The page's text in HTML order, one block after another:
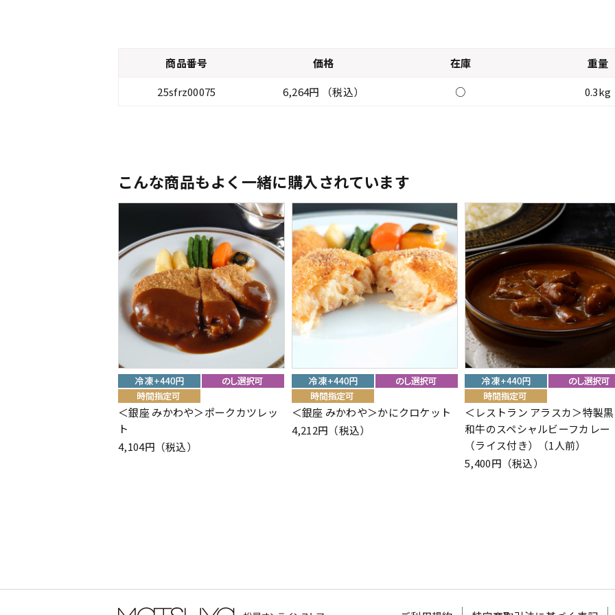
商品番号 価格 在庫
重量
25sfrz00075
6,264円 （税込） ○ 0.3kg
こんな商品もよく一緒に購入されています
＜銀座 みかわや＞ポークカツレッ
ト
4,104円（税込）
＜銀座 みかわや＞かにクロケット
4,212円（税込）
＜レストラン アラスカ＞特製
和牛のスペシャルビーフカレー
（ライス付き）（1人前）
5,400円（税込）